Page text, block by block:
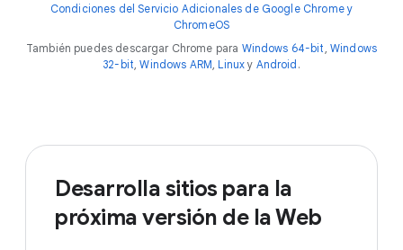
Condiciones del Servicio Adicionales de Google Chrome y
ChromeOS
También puedes descargar Chrome para Windows 64-bit , Windows
32-bit,Windows ARM, Linux y Android .
Desarrolla sitios para la
próxima versión de la Web